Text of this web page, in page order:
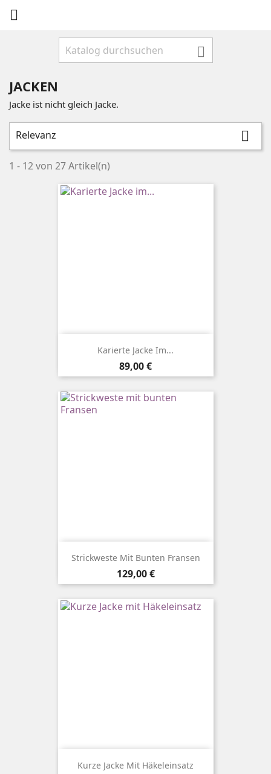


JACKEN
Jacke ist nicht gleich Jacke.
Relevanz 
1 - 12 von 27 Artikel(n)
Karierte Jacke Im...
Preis
89,00 €
Strickweste Mit Bunten Fransen
Preis
129,00 €
Kurze Jacke Mit Häkeleinsatz